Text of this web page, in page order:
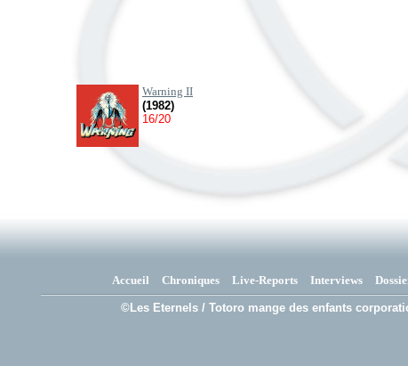
Warning II
(1982)
16/20
Accueil Chroniques Live-Reports Interviews
©Les Eternels / Totoro mange des enfants